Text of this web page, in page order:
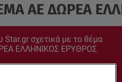
ΕΜΑ ΑΕ ΔΩΡΕΑ
Star.gr σχετικά με το θέμα
ΕΛΛΗΝΙΚΟΣ ΕΡΥΘΡΟΣ